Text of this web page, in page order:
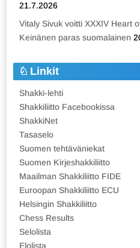
21.7.2026
Vitaly Sivuk voitti XXXIV Heart
Keinänen paras suomalainen
Linkit
Shakki-lehti
Shakkiliitto Facebookissa
ShakkiNet
Tasaselo
Suomen tehtäväniekat
Suomen Kirjeshakkiliitto
Maailman Shakkiliitto FIDE
Euroopan Shakkiliitto ECU
Helsingin Shakkiliitto
Chess Results
Selolista
Elolista